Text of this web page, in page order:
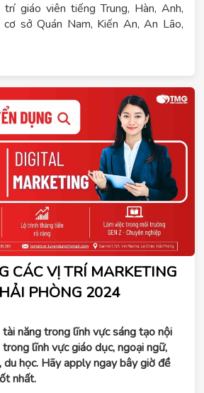
giáo viên tiếng Trung, Hàn, Anh,
sở Quán Nam, Kiến An, An Lão,
CÁC VỊ TRÍ MARKETING
PHÒNG 2024
năng trong lĩnh vực sáng tạo nội
lĩnh vực giáo dục, ngoại ngữ,
học. Hãy apply ngay bây giờ đề
nhất.